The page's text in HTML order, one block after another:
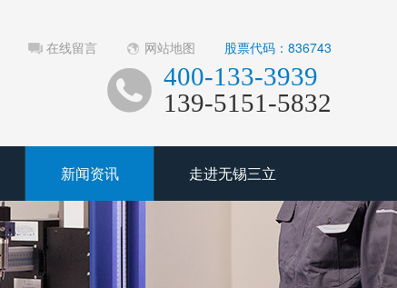
在线留言 网站地图 股票代码：836743
400-133-3939
139-5151-5832
新闻资讯 走进无锡三立